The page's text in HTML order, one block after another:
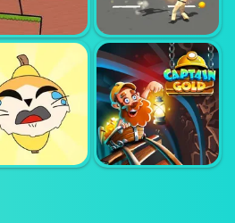
킹 드로우 파
이트
LORDZ2 IO
러시 스피드
플랫포머
스트리트 쉐도우
클래식 파이터